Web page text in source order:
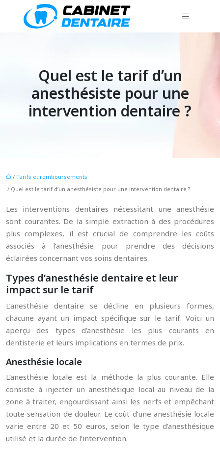
Quel est le tarif d’un
anesthésiste pour une
intervention dentaire ?
/ Tarifs et remboursements
/ Quel est le tarif d’un anesthésiste pour une intervention dentaire ?
Les interventions dentaires nécessitant une anesthésie
sont courantes. De la simple extraction à des procédures
plus complexes, il est crucial de comprendre les coûts
associés à l’anesthésie pour prendre des décisions
éclairées concernant vos soins dentaires.
Types d’anesthésie dentaire et leur
impact sur le tarif
L’anesthésie dentaire se décline en plusieurs formes,
chacune ayant un impact spécifique sur le tarif. Voici un
aperçu des types d’anesthésie les plus courants en
dentisterie et leurs implications en termes de prix.
Anesthésie locale
L’anesthésie locale est la méthode la plus courante. Elle
consiste à injecter un anesthésique local au niveau de la
zone à traiter, engourdissant ainsi les nerfs et empêchant
toute sensation de douleur. Le coût d’une anesthésie locale
varie entre 20 et 50 euros, selon le type d’anesthésique
utilisé et la durée de l’intervention.